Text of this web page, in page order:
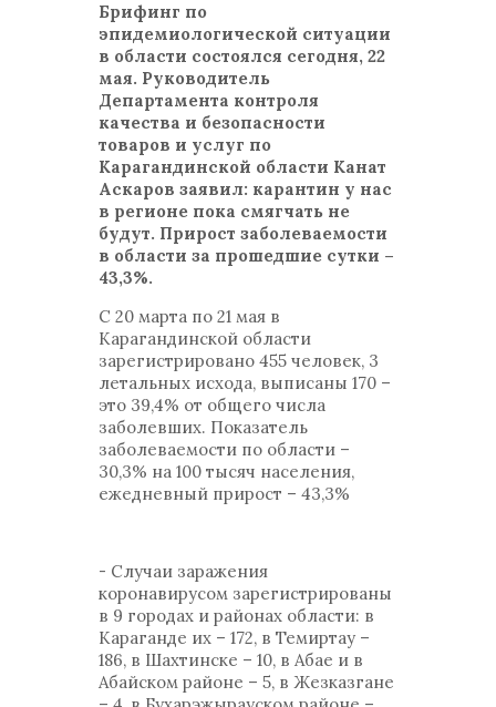
Брифинг по
эпидемиологической ситуации
в области состоялся сегодня, 22
мая. Руководитель
Департамента контроля
качества и безопасности
товаров и услуг по
Карагандинской области Канат
Аскаров заявил: карантин у нас
в регионе пока смягчать не
будут. Прирост заболеваемости
в области за прошедшие сутки –
43,3%.
С 20 марта по 21 мая в
Карагандинской области
зарегистрировано 455 человек, 3
летальных исхода, выписаны 170 –
это 39,4% от общего числа
заболевших. Показатель
заболеваемости по области –
30,3% на 100 тысяч населения,
ежедневный прирост – 43,3%
- Случаи заражения
коронавирусом зарегистрированы
в 9 городах и районах области: в
Караганде их – 172, в Темиртау –
186, в Шахтинске – 10, в Абае и в
Абайском районе – 5, в Жезказгане